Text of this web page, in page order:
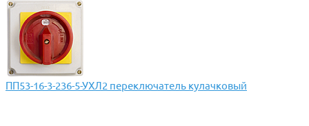
ПП53-16-3-236-5-УХЛ2 переключатель кулачковый